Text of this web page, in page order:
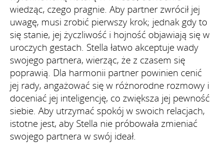
wiedząc, czego pragnie. Aby partner zwrócił jej
uwagę, musi zrobić pierwszy krok; jednak gdy to
się stanie, jej życzliwość i hojność objawiają się w
uroczych gestach. Stella łatwo akceptuje wady
swojego partnera, wierząc, że z czasem się
poprawią. Dla harmonii partner powinien cenić
jej rady, angażować się w różnorodne rozmowy i
doceniać jej inteligencję, co zwiększa jej pewność
siebie. Aby utrzymać spokój w swoich relacjach,
istotne jest, aby Stella nie próbowała zmieniać
swojego partnera w swój ideał.